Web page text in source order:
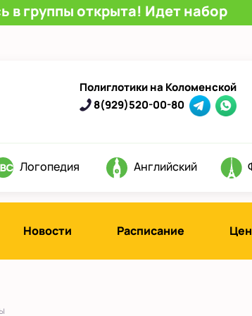
в группы открыта! Идет набор
Полиглотики на Коломенской
8(929)520-00-80
Логопедия Английский
Новости Расписание